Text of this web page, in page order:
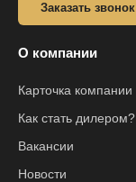
Заказать звонок
О компании
Карточка компании
Как стать дилером?
Вакансии
Новости